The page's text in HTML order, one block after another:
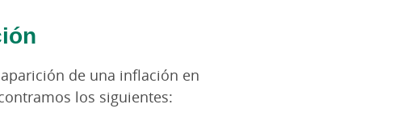
de una inflación en
los siguientes: